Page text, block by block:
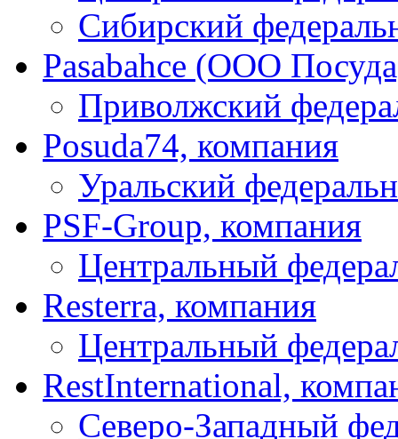
Сибирский
Pasabahce (ООО
Приволжский
Posuda74, компания
Уральский
PSF-Group, компания
Центральный
Resterra, компания
Центральный
RestInternational,
Северо-Западный